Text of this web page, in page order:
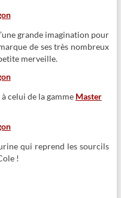
grande imagination pour
de ses très nombreux
merveille.
celui de la gamme Master
qui reprend les sourcils
!